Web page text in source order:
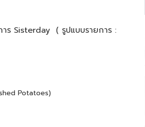
าร Sisterday ( รูปแบบรายการ :
Potatoes)